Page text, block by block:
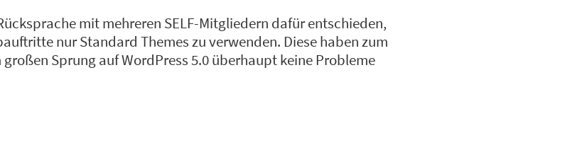
mit mehreren SELF-Mitgliedern dafür entschieden,
nur Standard Themes zu verwenden. Diese haben zum
Sprung auf WordPress 5.0 überhaupt keine Probleme